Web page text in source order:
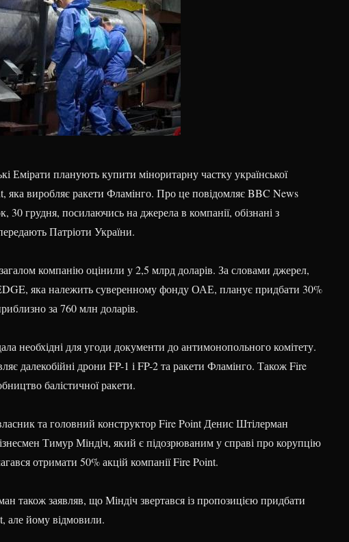
Емірати планують купити міноритарну частку української
яка виробляє ракети Фламінго. Про це повідомляє BBC News
30 грудня, посилаючись на джерела в компанії, обізнані з
Патріоти України.
компанію оцінили у 2,5 млрд доларів. За словами джерел,
яка належить суверенному фонду ОАЕ, планує придбати 30%
за 760 млн доларів.
необхідні для угоди документи до антимонопольного комітету.
далекобійні дрони FP-1 і FP-2 та ракети Фламінго. Також Fire
балістичної ракети.
та головний конструктор Fire Point Денис Штілерман
Тимур Міндіч, який є підозрюваним у справі про корупцію
отримати 50% акцій компанії Fire Point.
також заявляв, що Міндіч звертався із пропозицією придбати
але йому відмовили.